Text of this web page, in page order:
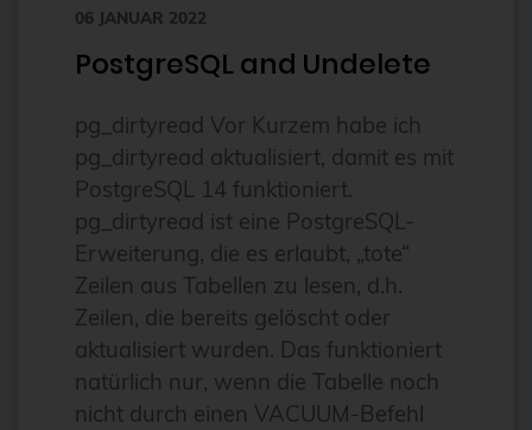
Alpin
Alternativen
Amazon FSx
anleitung
Ansible
Ansible Community Proxmox
Ansible-Modul
AnsibleFest
Antivirus
Apache
06 JANUAR 2022
PostgreSQL and Undelete
pg_dirtyread Vor Kurzem habe ich
pg_dirtyread aktualisiert, damit es mit
PostgreSQL 14 funktioniert.
pg_dirtyread ist eine PostgreSQL-
Erweiterung, die es erlaubt, „tote“
Zeilen aus Tabellen zu lesen, d.h.
Zeilen, die bereits gelöscht oder
aktualisiert wurden. Das funktioniert
natürlich nur, wenn die Tabelle noch
nicht durch einen VACUUM-Befehl